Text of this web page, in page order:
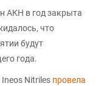
АКН в год закрыта
что
будут
года.
Nitriles провела